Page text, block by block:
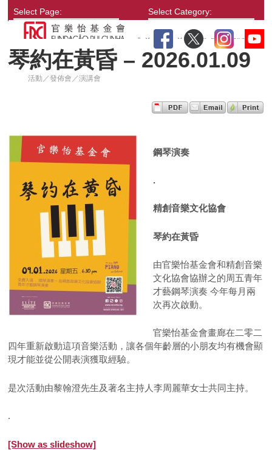
Select Page: Select Category:
琴約在黃昏 – 2026.01.09
活動／發佈會／演講會
鋼琴演奏
.
精創音樂文化協會
琴約在黃昏
由官樂怡基金會和精創音樂
文化協會協辦之的周五青年
才藝鋼琴演奏 今年每月兩
次再次啟動。
官樂怡基金會畫廊在二零二
四年重新啟動這項音樂活動，讓各個年齡層的小朋友均有機會顯
現才能並從公開表演獲取經驗。
是次活動由黎翰澄先生及著名主持人李周麗華女士共同主持。
.
[Show as slideshow]